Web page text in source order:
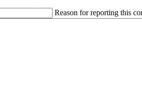
Reason for reporting this